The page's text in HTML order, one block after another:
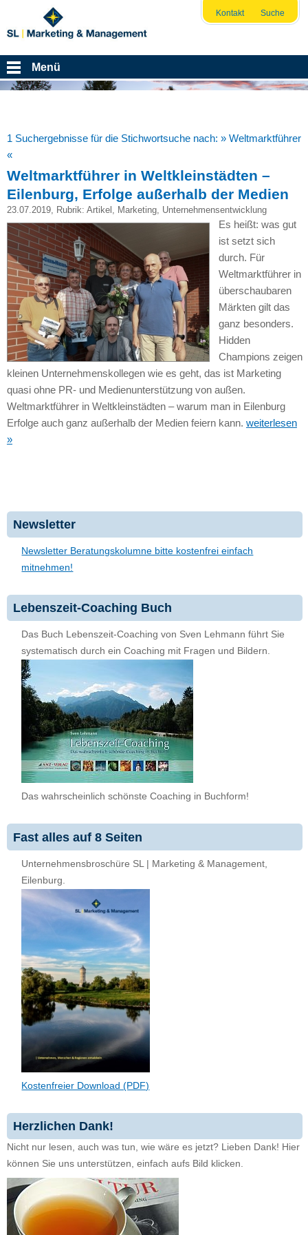
Kontakt Suche
Menü
1 Suchergebnisse für die Stichwortsuche nach: » Weltmarktführer
«
Weltmarktführer in Weltkleinstädten –
Eilenburg, Erfolge außerhalb der Medien
23.07.2019, Rubrik: Artikel , Marketing, Unternehmensentwicklung
Es heißt: was gut
ist setzt sich
durch. Für
Weltmarktführer in
überschaubaren
Märkten gilt das
ganz besonders.
Hidden
Champions zeigen
kleinen Unternehmenskollegen wie es geht, das ist Marketing
quasi ohne PR- und Medienunterstützung von außen.
Weltmarktführer in Weltkleinstädten – warum man in Eilenburg
Erfolge auch ganz außerhalb der Medien feiern kann. weiterlesen
»
Newsletter
Newsletter Beratungskolumne bitte kostenfrei einfach
mitnehmen!
Lebenszeit-Coaching Buch
Das Buch Lebenszeit-Coaching von Sven Lehmann führt Sie
systematisch durch ein Coaching mit Fragen und Bildern.
Das wahrscheinlich schönste Coaching in Buchform!
Fast alles auf 8 Seiten
Unternehmensbroschüre SL | Marketing & Management,
Eilenburg.
Kostenfreier Download (PDF)
Herzlichen Dank!
Nicht nur lesen, auch was tun, wie wäre es jetzt? Lieben Dank! Hier
können Sie uns unterstützen, einfach aufs Bild klicken.